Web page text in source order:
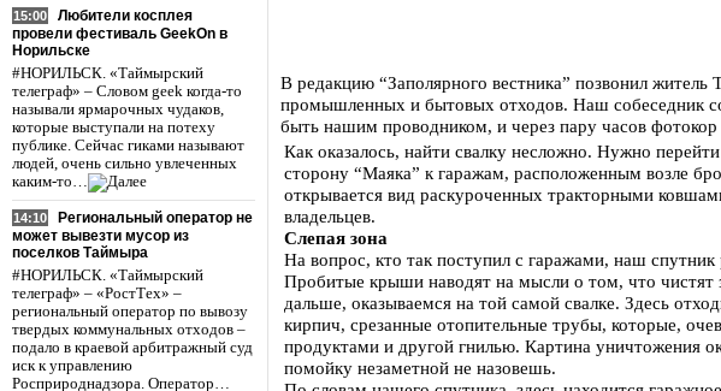
15:00
Любители косплея
провели фестиваль GeekOn в
Норильске
#НОРИЛЬСК. «Таймырский
телеграф» – Словом geek когда-то
называли ярмарочных чудаков,
которые выступали на потеху
публике. Сейчас гиками называют
людей, очень сильно увлеченных
каким-то…
14:10
Региональный оператор не
может вывезти мусор из
поселков Таймыра
#НОРИЛЬСК. «Таймырский
телеграф» – «РостТех» –
региональный оператор по вывозу
твердых коммунальных отходов –
подало в краевой арбитражный суд
иск к управлению
Росприроднадзора. Оператор…
В редакцию “Заполярного вестника” позвонил житель
промышленных и бытовых отходов. Наш собеседник
быть нашим проводником, и через пару часов
Как оказалось, найти свалку несложно. Нужно
сторону “Маяка” к гаражам, расположенным возле
открывается вид раскуроченных тракторными
владельцев.
Слепая зона
На вопрос, кто так поступил с гаражами, наш спутник
Пробитые крыши наводят на мысли о том, что чистят
дальше, оказываемся на той самой свалке. Здесь
кирпич, срезанные отопительные трубы, которые,
продуктами и другой гнилью. Картина уничтожения
помойку незаметной не назовешь.